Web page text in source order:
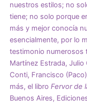
nuestros estilos; no
tiene; no solo porque
más y mejor conocía
esencialmente, por lo
testimonio numerosos
Martínez Estrada,
Conti, Francisco
más, el libro Fervor de
Buenos Aires,